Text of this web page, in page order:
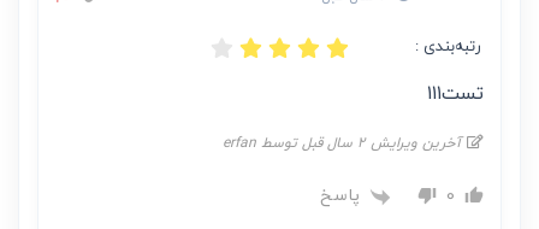
رتبه‌بندی :
تست۱۱۱
آخرین ویرایش 2 سال قبل توسط erfan
0 پاسخ